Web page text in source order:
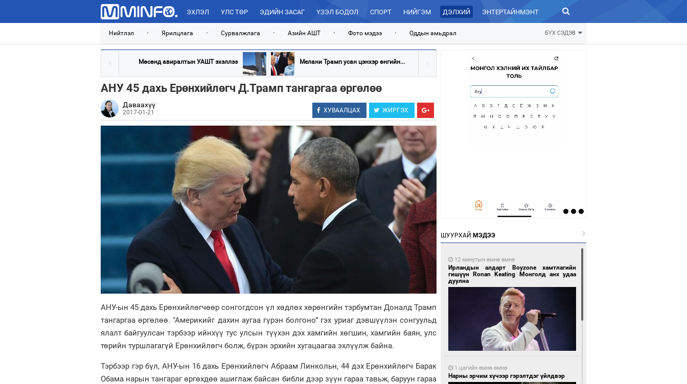
ЭХЛЭЛ УЛС ТӨР ЭДИЙН ЗАСАГ ҮЗЭЛ БОДОЛ СПОРТ НИЙГЭМ ДЭЛХИЙ ЭНТЕРТАЙНМЭНТ ЗУРХАЙ
Нийтлэл • Ярилцлага • Сурвалжлага • Азийн АШТ • Фото мэдээ • Оддын амьдрал БҮХ СЭДЭВ
Мөсөнд авиралтын УАШТ эхэллээ Мелани Трамп усан цэнхэр өнгийн...
АНУ 45 дахь Ерөнхийлөгч Д.Трамп тангаргаа өргөлөө
Даваахүү
2017-01-21 ХУВААЛЦАХ ЖИРГЭХ
АНУ-ын 45 дахь Ерөнхийлөгчөөр сонгогдсон үл хөдлөх хөрөнгийн тэрбумтан Доналд Трамп
тангаргаа өргөлөө. “Америкийг дахин аугаа гүрэн болгоно” гэх уриаг дэвшүүлэн сонгуульд
ялалт байгуулсан тэрбээр ийнхүү тус улсын түүхэн дэх хамгийн хөгшин, хамгийн баян, улс
төрийн туршлагагүй Ерөнхийлөгч болж, бүрэн эрхийн хугацаагаа эхлүүлж байна.
Тэрбээр гэр бүл, АНУ-ын 16 дахь Ерөнхийлөгч Абраам Линкольн, 44 дэх Ерөнхийлөгч Барак
Обама нарын тангараг өргөхдөө ашиглаж байсан библи дээр зүүн гараа тавьж, баруун гараа
ШУУРХАЙ МЭДЭЭ
12 минутын өмнө өмнө
Ирландын алдарт Boyzone хамтлагийн
гишүүн Ronan Keating Монголд анх удаа
дуулна
1 цагийн өмнө өмнө
Нарны эрчим хүчээр гэрэлтдэг үйлдвэр